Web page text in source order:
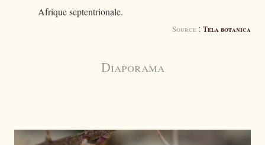
Afrique septentrionale.
Source : Tela botanica
Diaporama